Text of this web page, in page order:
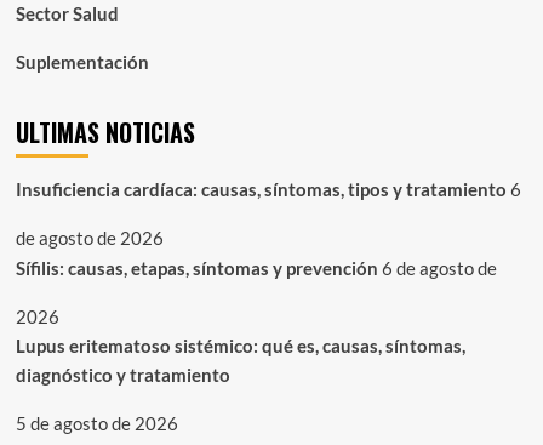
Sector Salud
Suplementación
ULTIMAS NOTICIAS
Insuficiencia cardíaca: causas, síntomas, tipos y tratamiento 6
de agosto de 2026
Sífilis: causas, etapas, síntomas y prevención 6 de agosto de
2026
Lupus eritematoso sistémico: qué es, causas, síntomas,
diagnóstico y tratamiento
5 de agosto de 2026